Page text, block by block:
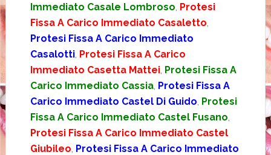
Immediato Casale Lombroso Protesi
Fissa A Carico Immediato Casaletto
Protesi Fissa A Carico Immediato
Casalotti, Protesi Fissa A Carico
Immediato Casetta Mattei, Protesi Fissa A
Carico Immediato Cassia, Protesi Fissa A
Carico Immediato Castel Di Guido Protesi
Fissa A Carico Immediato Castel Fusano
Protesi Fissa A Carico Immediato Castel
Giubileo Protesi Fissa A Carico Immediato